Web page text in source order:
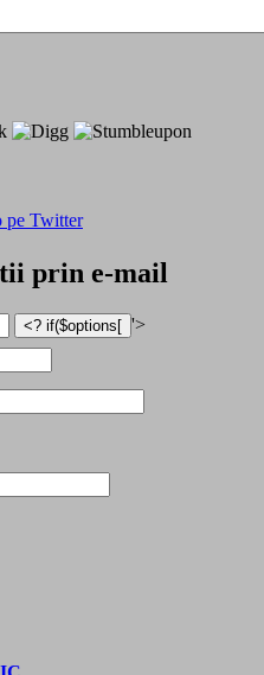
pe Twitter
prin e-mail
'>